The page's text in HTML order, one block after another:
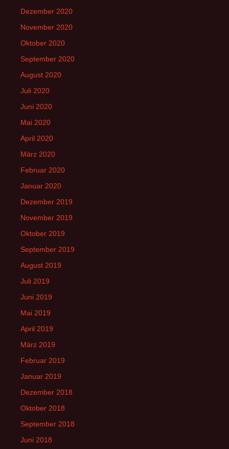
Dezember 2020
November 2020
Oktober 2020
September 2020
August 2020
Juli 2020
Juni 2020
Mai 2020
April 2020
März 2020
Februar 2020
Januar 2020
Dezember 2019
November 2019
Oktober 2019
September 2019
August 2019
Juli 2019
Juni 2019
Mai 2019
April 2019
März 2019
Februar 2019
Januar 2019
Dezember 2018
Oktober 2018
September 2018
Juni 2018